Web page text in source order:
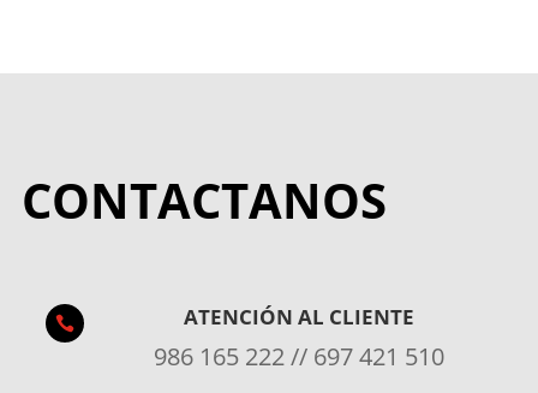
CONTACTANOS
 ATENCIÓN AL CLIENTE
986 165 222 // 697 421 510